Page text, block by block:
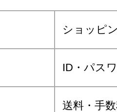
ショッピ
ID・パス
送料・手